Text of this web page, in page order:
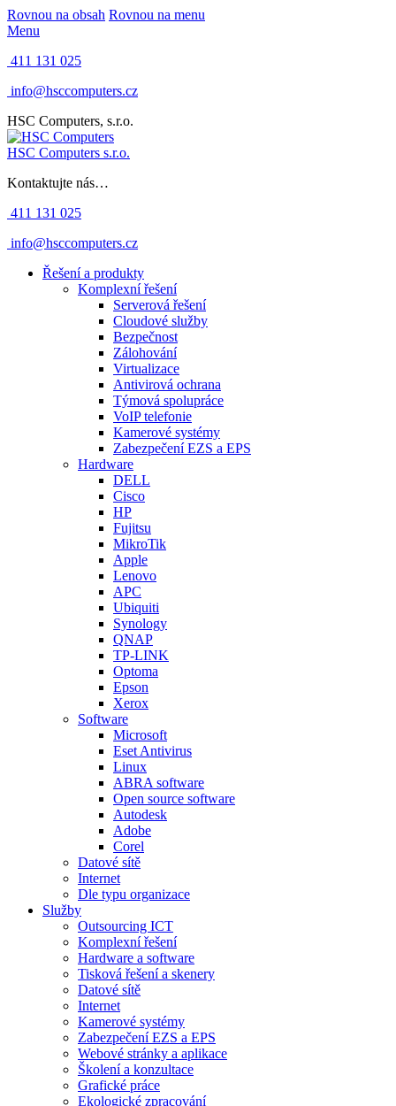
Rovnou na obsah Rovnou na menu
Menu
411 131 025
info@hsccomputers.cz
HSC Computers, s.r.o.
HSC Computers s.r.o.
Kontaktujte nás…
411 131 025
info@hsccomputers.cz
Řešení a produkty
Komplexní řešení
Serverová řešení
Cloudové služby
Bezpečnost
Zálohování
Virtualizace
Antivirová ochrana
Týmová spolupráce
VoIP telefonie
Kamerové systémy
Zabezpečení EZS a EPS
Hardware
DELL
Cisco
HP
Fujitsu
MikroTik
Apple
Lenovo
APC
Ubiquiti
Synology
QNAP
TP-LINK
Optoma
Epson
Xerox
Software
Microsoft
Eset Antivirus
Linux
ABRA software
Open source software
Autodesk
Adobe
Corel
Datové sítě
Internet
Dle typu organizace
Služby
Outsourcing ICT
Komplexní řešení
Hardware a software
Tisková řešení a skenery
Datové sítě
Internet
Kamerové systémy
Zabezpečení EZS a EPS
Webové stránky a aplikace
Školení a konzultace
Grafické práce
Ekologické zpracování